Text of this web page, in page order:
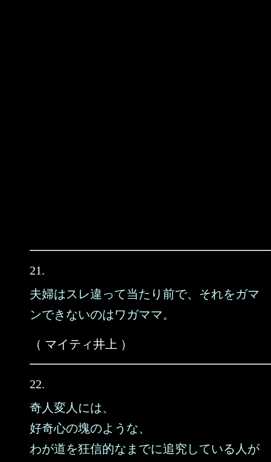
21.
夫婦はスレ違って当たり前で、それをガマ
ンできないのはワガママ。
（ マイティ井上 ）
22.
奇人変人には、
好奇心の塊のような、
わが道を狂信的なまでに追究している人が